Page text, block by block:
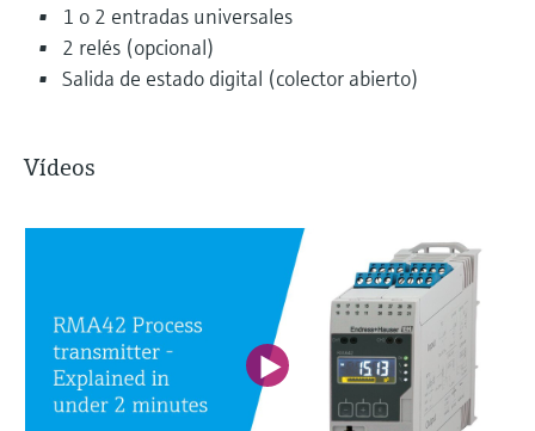
1 o 2 entradas universales
2 relés (opcional)
Salida de estado digital (colector abierto)
Vídeos